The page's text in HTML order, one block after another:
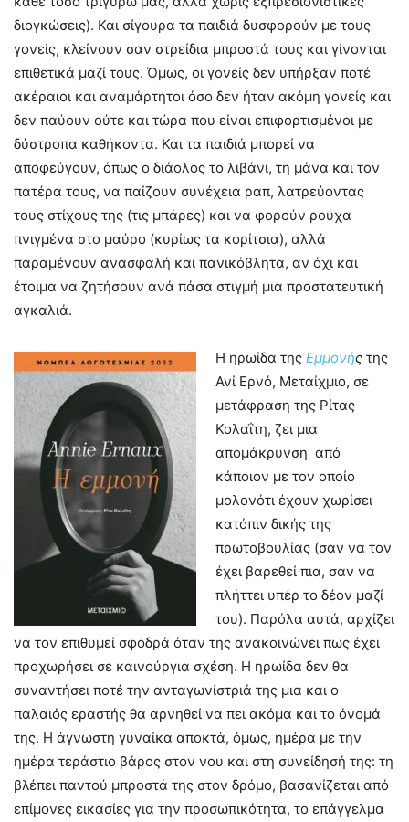
διογκώσεις). Και σίγουρα τα παιδιά δυσφορούν με τους
γονείς, κλείνουν σαν στρείδια μπροστά τους και γίνονται
επιθετικά μαζί τους. Όμως, οι γονείς δεν υπήρξαν ποτέ
ακέραιοι και αναμάρτητοι όσο δεν ήταν ακόμη γονείς και
δεν παύουν ούτε και τώρα που είναι επιφορτισμένοι με
δύστροπα καθήκοντα. Και τα παιδιά μπορεί να
αποφεύγουν, όπως ο διάολος το λιβάνι, τη μάνα και τον
πατέρα τους, να παίζουν συνέχεια ραπ, λατρεύοντας
τους στίχους της (τις μπάρες) και να φορούν ρούχα
πνιγμένα στο μαύρο (κυρίως τα κορίτσια), αλλά
παραμένουν ανασφαλή και πανικόβλητα, αν όχι και
έτοιμα να ζητήσουν ανά πάσα στιγμή μια προστατευτική
αγκαλιά.
Η ηρωίδα της Εμμονής της
Ανί Ερνό, Μεταίχμιο, σε
μετάφραση της Ρίτας
Κολαΐτη, ζει μια
απομάκρυνση από
κάποιον με τον οποίο
μολονότι έχουν χωρίσει
κατόπιν δικής της
πρωτοβουλίας (σαν να τον
έχει βαρεθεί πια, σαν να
πλήττει υπέρ το δέον μαζί
του). Παρόλα αυτά, αρχίζει
να τον επιθυμεί σφοδρά όταν της ανακοινώνει πως έχει
προχωρήσει σε καινούργια σχέση. Η ηρωίδα δεν θα
συναντήσει ποτέ την ανταγωνίστριά της μια και ο
παλαιός εραστής θα αρνηθεί να πει ακόμα και το όνομά
της. Η άγνωστη γυναίκα αποκτά, όμως, ημέρα με την
ημέρα τεράστιο βάρος στον νου και στη συνείδησή της: τη
βλέπει παντού μπροστά της στον δρόμο, βασανίζεται από
επίμονες εικασίες για την προσωπικότητα, το επάγγελμα